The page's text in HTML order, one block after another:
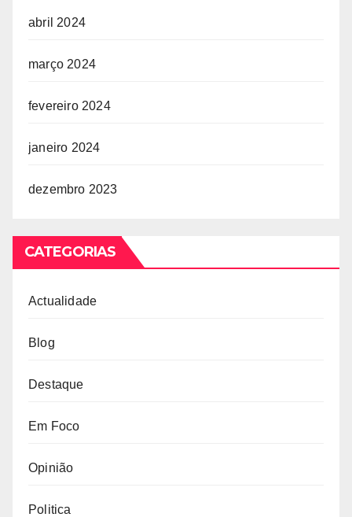
abril 2024
março 2024
fevereiro 2024
janeiro 2024
dezembro 2023
CATEGORIAS
Actualidade
Blog
Destaque
Em Foco
Opinião
Politica